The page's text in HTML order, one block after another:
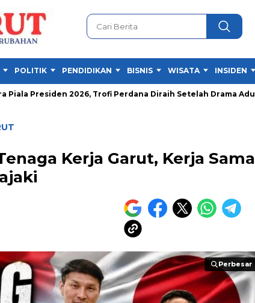
POLITIK PENDIDIKAN BISNIS WISATA INSIDEN
2026, Trofi Perdana Diraih Setelah Drama Adu Penalti
Kerja Garut, Kerja Sama
Perbesar
Perbesar